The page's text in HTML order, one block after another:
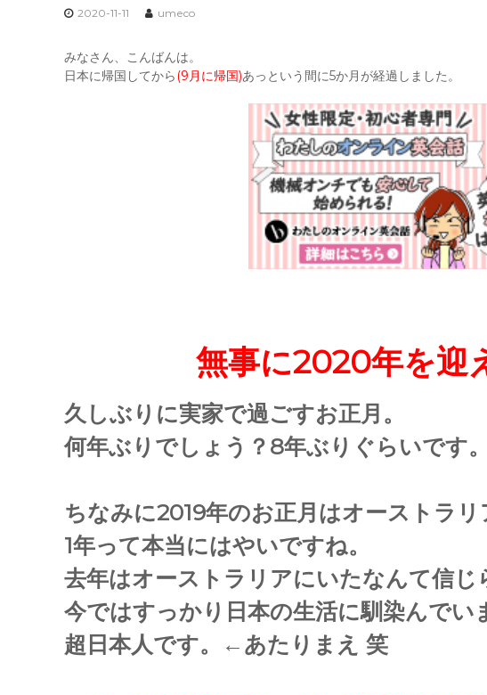
2020-11-11 umeco
みなさん、こんばんは。
日本に帰国してから (9月に帰国)あっという間に5か月が経過しました。
無事に2020年を迎
久しぶりに実家で過ごすお正月。
何年ぶりでしょう？8年ぶりぐらいです。
ちなみに2019年のお正月はオーストラリ
1年って本当にはやいですね。
去年はオーストラリアにいたなんて信じ
今ではすっかり日本の生活に馴染んでい
超日本人です。←あたりまえ 笑